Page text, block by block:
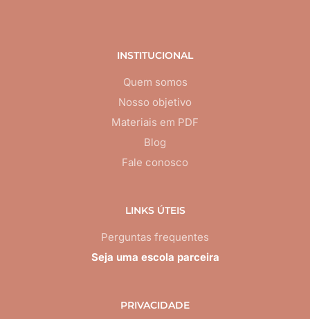
INSTITUCIONAL
Quem somos
Nosso objetivo
Materiais em PDF
Blog
Fale conosco
LINKS ÚTEIS
Perguntas frequentes
Seja uma escola parceira
PRIVACIDADE